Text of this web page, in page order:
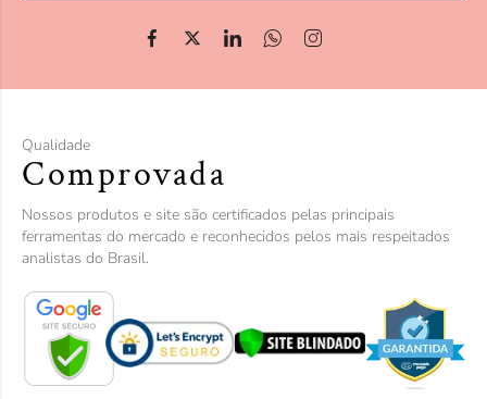
Qualidade
Comprovada
Nossos produtos e site são certificados pelas principais
ferramentas do mercado e reconhecidos pelos mais respeitados
analistas do Brasil.